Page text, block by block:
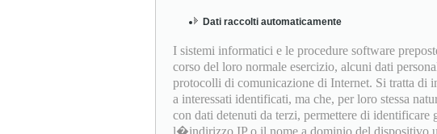
Dati raccolti automaticamente
I sistemi informatici e le procedure software
corso del loro normale esercizio, alcuni dati
protocolli di comunicazione di Internet. Si tratta di
a interessati identificati, ma che, per loro stessa
con dati detenuti da terzi, permettere di
l�indirizzo IP o il nome a dominio del dispositivo